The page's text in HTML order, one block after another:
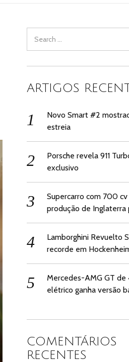
for:
ARTIGOS
Novo Smart #2
estreia
Porsche revela 911
exclusivo
Supercarro com 700
produção de Inglaterra
Lamborghini Revuelto
recorde em
Mercedes-AMG GT de
elétrico ganha versão
COMENTÁRIOS
RECENTES